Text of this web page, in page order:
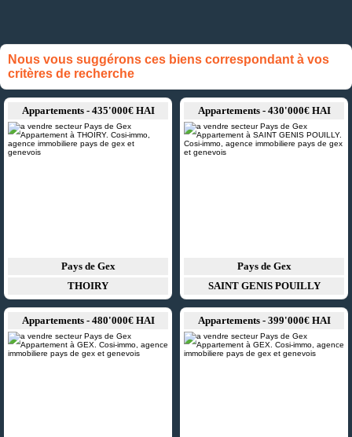
Nous vous suggérons ces biens correspondant à vos
critères de recherche
Appartements - 435'000€ HAI
Pays de Gex
THOIRY
Appartements - 430'000€ HAI
Pays de Gex
SAINT GENIS POUILLY
Appartements - 480'000€ HAI Appartements - 399'000€ HAI